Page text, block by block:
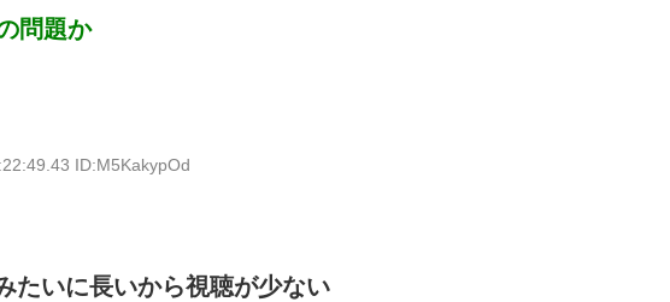
問題か
ID:M5KakypOd
たいに長いから視聴が少ない